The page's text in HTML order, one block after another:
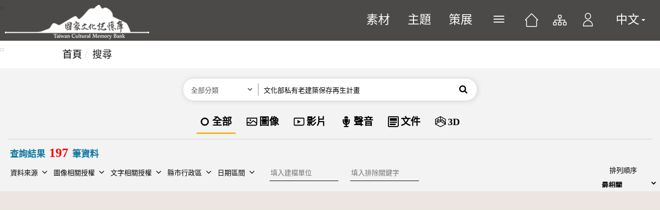
跳到主要內容區塊
:::
素材 主題 策展 展開或關閉主選單 中文
::: 首頁 搜尋
分類 搜尋
資料類型
全部 圖像 影片 聲音 文件 3D
查詢結果 197 筆資料
資料來源 圖像相關授權 文字相關授權 縣市行政區 日期區間 建檔單位 排除關鍵字 排列順序